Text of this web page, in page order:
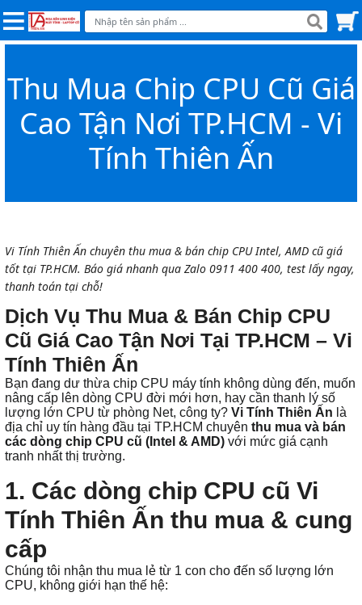
Thu Mua Chip CPU Cũ Giá
Cao Tận Nơi TP.HCM - Vi
Tính Thiên Ấn
Vi Tính Thiên Ấn chuyên thu mua & bán chip CPU Intel, AMD cũ giá
tốt tại TP.HCM. Báo giá nhanh qua Zalo 0911 400 400, test lấy ngay,
thanh toán tại chỗ!
Dịch Vụ Thu Mua & Bán Chip CPU
Cũ Giá Cao Tận Nơi Tại TP.HCM – Vi
Tính Thiên Ấn
Bạn đang dư thừa chip CPU máy tính không dùng đến, muốn
nâng cấp lên dòng CPU đời mới hơn, hay cần thanh lý số
lượng lớn CPU từ phòng Net, công ty? Vi Tính Thiên Ấn là
địa chỉ uy tín hàng đầu tại TP.HCM chuyên thu mua và bán
các dòng chip CPU cũ (Intel & AMD) với mức giá cạnh
tranh nhất thị trường.
1. Các dòng chip CPU cũ Vi
Tính Thiên Ấn thu mua & cung
cấp
Chúng tôi nhận thu mua lẻ từ 1 con cho đến số lượng lớn
CPU, không giới hạn thế hệ: